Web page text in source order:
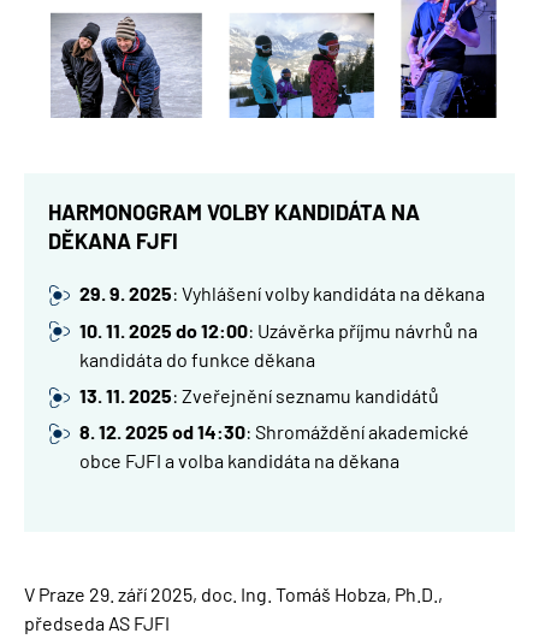
HARMONOGRAM VOLBY KANDIDÁTA NA
DĚKANA FJFI
29. 9. 2025: Vyhlášení volby kandidáta na děkana
10. 11. 2025 do 12:00: Uzávěrka příjmu návrhů na
kandidáta do funkce děkana
13. 11. 2025: Zveřejnění seznamu kandidátů
8. 12. 2025 od 14:30: Shromáždění akademické
obce FJFI a volba kandidáta na děkana
V Praze 29. září 2025, doc. Ing. Tomáš Hobza, Ph.D.,
předseda AS FJFI